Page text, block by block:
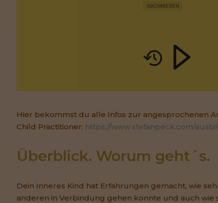
ABONNIEREN
Hier bekommst du alle Infos zur angesprochenen
Child Practitioner: https://www.stefanpeck.com/
Überblick. Worum geht´s.
Dein Inneres Kind hat Erfahrungen gemacht, wie
anderen in Verbindung gehen konnte und auch wie